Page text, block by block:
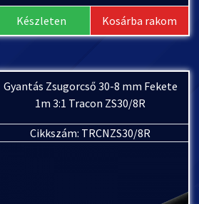
Készleten Kosárba rakom
Gyantás Zsugorcső 30-8 mm Fekete
1m 3:1 Tracon ZS30/8R
Cikkszám: TRCNZS30/8R